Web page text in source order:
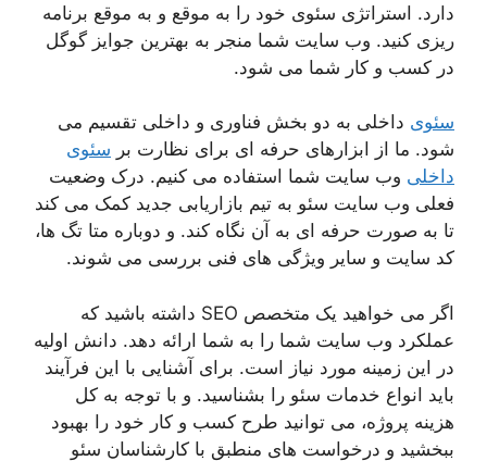
دارد. استراتژی سئوی خود را به موقع و به موقع برنامه
ریزی کنید. وب سایت شما منجر به بهترین جوایز گوگل
در کسب و کار شما می شود.
سئوی داخلی به دو بخش فناوری و داخلی تقسیم می
شود. ما از ابزارهای حرفه ای برای نظارت بر سئوی
داخلی وب سایت شما استفاده می کنیم. درک وضعیت
فعلی وب سایت سئو به تیم بازاریابی جدید کمک می کند
تا به صورت حرفه ای به آن نگاه کند. و دوباره متا تگ ها،
کد سایت و سایر ویژگی های فنی بررسی می شوند.
اگر می خواهید یک متخصص SEO داشته باشید که
عملکرد وب سایت شما را به شما ارائه دهد. دانش اولیه
در این زمینه مورد نیاز است. برای آشنایی با این فرآیند
باید انواع خدمات سئو را بشناسید. و با توجه به کل
هزینه پروژه، می توانید طرح کسب و کار خود را بهبود
ببخشید و درخواست های منطبق با کارشناسان سئو